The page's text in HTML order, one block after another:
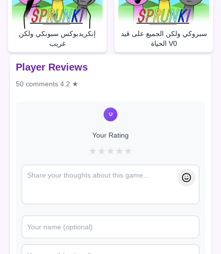
إنكريدبوكس سبونكي ولكن
غريب
سبروكي ولكن الجميع على قيد
الحياة V0
Player Reviews
50 comments 4.2 ★
U
Your Rating
★ ★ ★ ★ ★